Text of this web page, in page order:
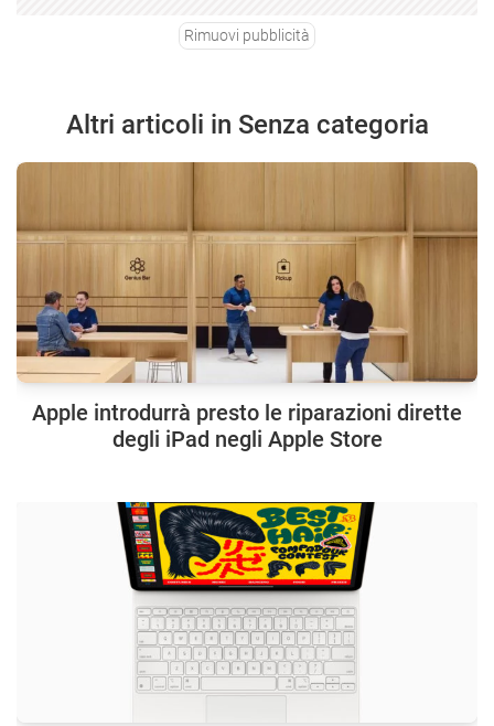
Rimuovi pubblicità
Altri articoli in Senza categoria
Apple introdurrà presto le riparazioni dirette
degli iPad negli Apple Store